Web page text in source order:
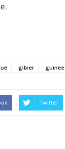
gibier guinee
Twitter